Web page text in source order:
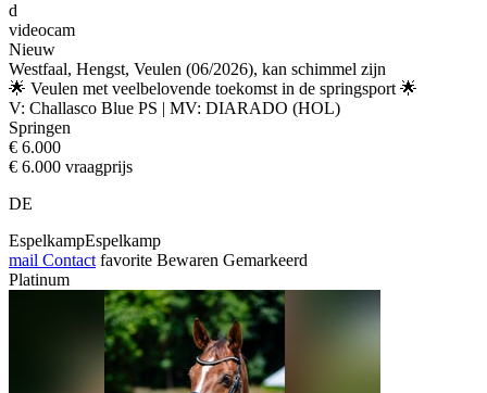
d
videocam
Nieuw
Westfaal, Hengst, Veulen (06/2026), kan schimmel zijn
🌟 Veulen met veelbelovende toekomst in de springsport 🌟
V: Challasco Blue PS | MV: DIARADO (HOL)
Springen
€ 6.000
€ 6.000 vraagprijs
DE
EspelkampEspelkamp
mail Contact favorite Bewaren Gemarkeerd
Platinum